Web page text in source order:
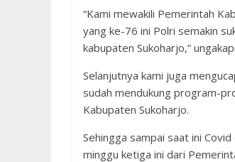
“Kami mewakili Pemerintah
yang ke-76 ini Polri semakin
kabupaten Sukoharjo,”
Selanjutnya kami juga
sudah mendukung program-
Kabupaten Sukoharjo.
Sehingga sampai saat ini
minggu ketiga ini dari